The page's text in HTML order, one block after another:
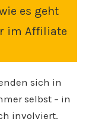
es geht
im Affiliate
sich in
selbst – in
involviert.